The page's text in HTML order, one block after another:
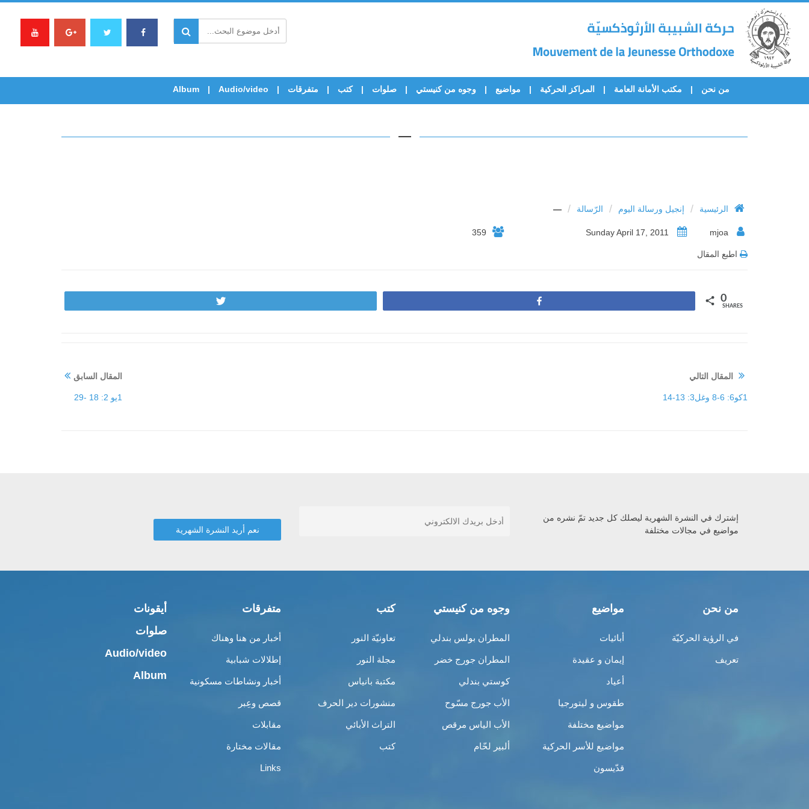
من نحن مكتب الأمانة العامة المراكز الحركية مواضيع وجوه من كنيستي صلوات كتب متفرقات Audio/video
Album
—
الرئيسية / إنجيل ورسالة اليوم / الرّسالة /
—
359
اطبع المقال
0
SHARES
المقال السابق
1يو 2: 18 -29
المقال التالي
1كو6: 6-8 وغل3: 13-14
إشترك في النشرة الشهرية ليصلك كل جديد تمّ نشره من
مواضيع في مجالات مختلفة
من نحن
في الرؤية الحركيّة
تعريف
مواضيع
أبائيات
إيمان و عقيدة
أعياد
طقوس و ليتورجيا
مواضيع مختلفة
مواضيع للأسر الحركية
قدّيسون
وجوه من كنيستي
المطران بولس بندلي
المطران جورج خضر
كوستي بندلي
الأب جورج مسّوح
الأب الياس مرقص
ألبير لحّام
كتب
تعاونيّة النور
مجلة النور
مكتبة بانياس
منشورات دير الحرف
التراث الأبائي
كتب
متفرقات
أخبار من هنا وهناك
إطلالات شبابية
أخبار ونشاطات مسكونية
قصص وعِبر
مقابلات
مقالات مختارة
Links
أيقونات
صلوات
Audio/video
Album